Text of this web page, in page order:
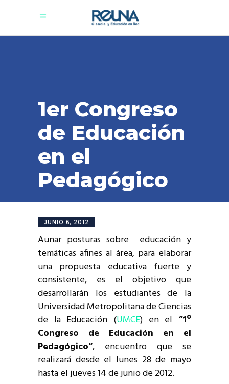
1er Congreso
de Educación
en el
Pedagógico
JUNIO 6, 2012
Aunar posturas sobre educación y
temáticas afines al área, para elaborar
una propuesta educativa fuerte y
consistente, es el objetivo que
desarrollarán los estudiantes de la
Universidad Metropolitana de Ciencias
de la Educación (UMCE) en el “1º
Congreso de Educación en el
Pedagógico”, encuentro que se
realizará desde el lunes 28 de mayo
hasta el jueves 14 de junio de 2012.